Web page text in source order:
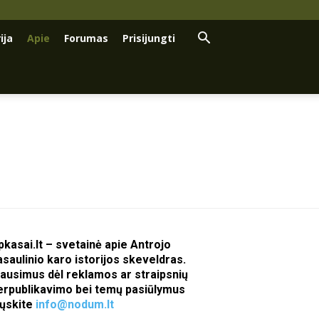
Apie Forumas Prisijungti
– svetainė apie Antrojo
karo istorijos skeveldras.
dėl reklamos ar straipsnių
bei temų pasiūlymus
info@nodum.lt